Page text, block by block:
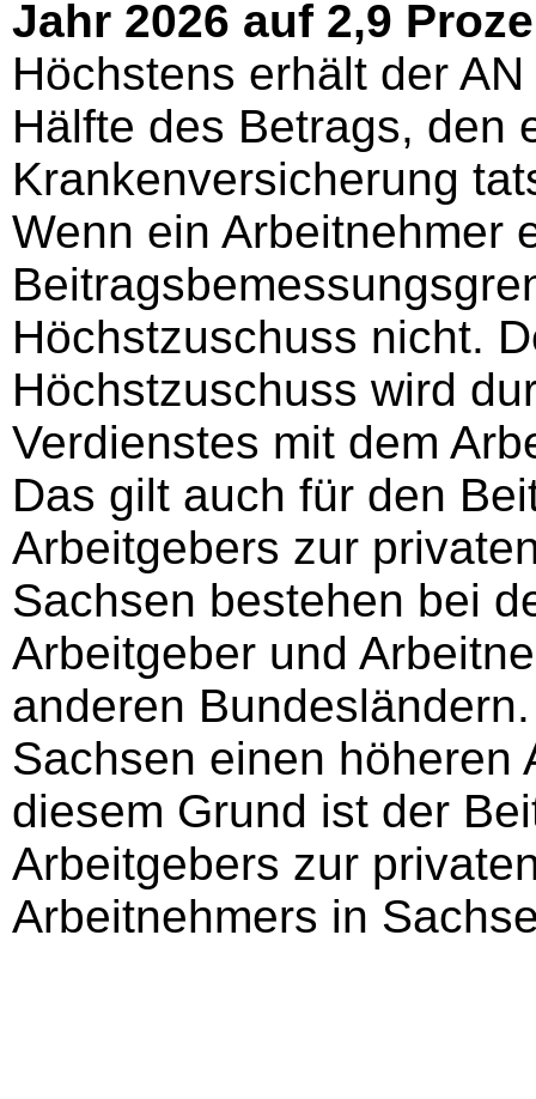
Jahr 2026 auf 2,9
Höchstens erhält der
Hälfte des Betrags, den
Krankenversicherung
Wenn ein Arbeitnehmer
Höchstzuschuss nicht.
Höchstzuschuss wird
Verdienstes mit dem
Das gilt auch für den
Arbeitgebers zur
Sachsen bestehen bei
Arbeitgeber und
anderen
Sachsen einen höheren
diesem Grund ist der
Arbeitgebers zur
Arbeitnehmers in